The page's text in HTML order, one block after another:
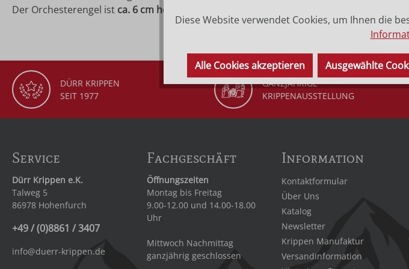
Der Orchesterengel ist ca. 6 cm hoch
DÜRR KRIPPEN
SEIT 1977
GANZJÄHRIGE
KRIPPENAUSSTELLUNG
Service
Dürr Krippen e.K.
Talweg 5
86978 Hohenfurch
+49 / (0)8861 / 3407
info@duerr-krippen.de
Fachgeschäft
Öffnungszeiten
Montag bis Freitag
9.00-12.00 und 14.00-18.00
Uhr
Mittwoch Nachmittag
ganzjährig geschlossen
Information
Kontaktformular
Über Uns
Katalog
Newsletter
Krippen Manufaktur
Versandinformation
Diese Website verwendet Cookies, um Ihnen die
Alle Cookies akzeptieren Ausgewählte